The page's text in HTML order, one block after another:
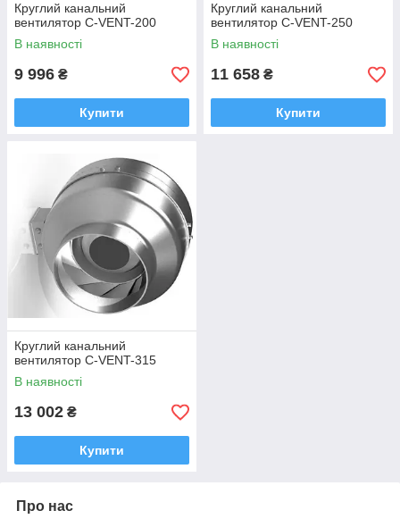
Круглий канальний
вентилятор C-VENT-200
В наявності
9 996 ₴
Купити
Круглий канальний
вентилятор C-VENT-250
В наявності
11 658 ₴
Купити
Круглий канальний
вентилятор C-VENT-315
В наявності
13 002 ₴
Купити
Про нас